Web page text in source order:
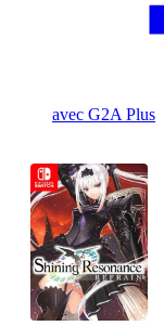
avec G2A Plus